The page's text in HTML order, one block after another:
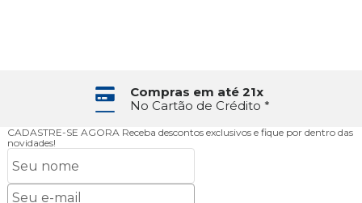
Compras em até 21x
No Cartão de Crédito *
CADASTRE-SE AGORA Receba descontos exclusivos e fique por dentro das
novidades!